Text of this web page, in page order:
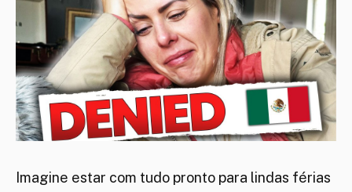
Imagine estar com tudo pronto para lindas férias